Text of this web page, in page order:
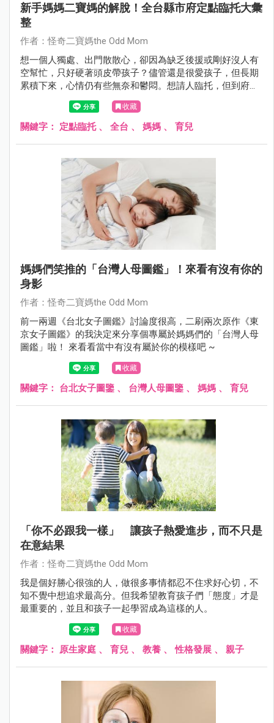
新手媽媽二寶媽的解脫！全台縣市府定點臨托大彙
整
作者：怪奇二寶媽the Odd Mom
想一個人獨處、出門散散心，卻因為缺乏後援或剛好沒人有
空幫忙，只好硬著頭皮帶孩子？儘管還是很愛孩子，但長期
累積下來，心情仍有些無奈和鬱悶。想請人臨托，但到府保
姆金額偏貴，又較少接臨托服務。給想要自己Me Time的媽
媽們各縣市定點臨托服務大彙整！
收藏
關鍵字： 定點臨托、 全台 、 媽媽 、 育兒
媽媽們笑推的「台灣人母圖鑑」！來看有沒有你的
身影
作者：怪奇二寶媽the Odd Mom
前一兩週《台北女子圖鑑》討論度很高，二刷兩次原作《東
京女子圖鑑》的我決定來分享個專屬於媽媽們的「台灣人母
圖鑑」啦！ 來看看當中有沒有屬於你的模樣吧 ~
收藏
關鍵字： 台北女子圖鑒 、 台灣人母圖鑒 、 媽媽 、 育兒
「你不必跟我一樣」 讓孩子熱愛進步，而不只是
在意結果
作者：怪奇二寶媽the Odd Mom
我是個好勝心很強的人，做很多事情都忍不住求好心切，不
知不覺中想追求最高分。但我希望教育孩子們「態度」才是
最重要的，並且和孩子一起學習成為這樣的人。
收藏
關鍵字： 原生家庭 、 育兒 、 教養 、性格發展 、 親子